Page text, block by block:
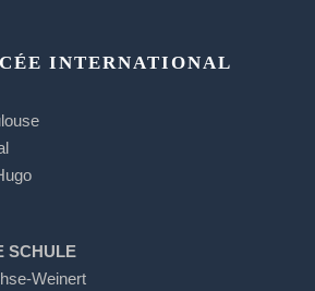
INTERNATIONAL
SCHULE
Weinert